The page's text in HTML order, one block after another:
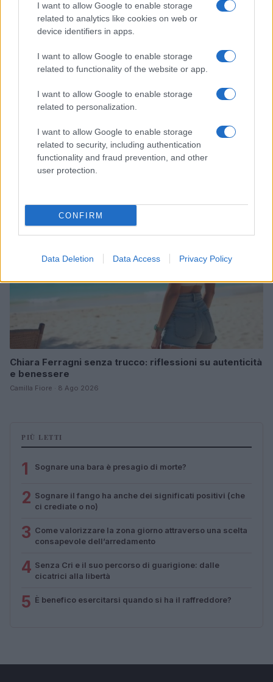
I want to allow Google to enable storage
related to analytics like cookies on web or
device identifiers in apps.
I want to allow Google to enable storage
related to functionality of the website or app.
I want to allow Google to enable storage
related to personalization.
I want to allow Google to enable storage
related to security, including authentication
functionality and fraud prevention, and other
user protection.
CONFIRM
Data Deletion Data Access Privacy Policy
Ricette di mare estive: primi piatti veloci e ricchi di
sapore
Camilla Fiore · 8 Ago 2026
Chiara Ferragni senza trucco: riflessioni su autenticità
e benessere
Camilla Fiore · 8 Ago 2026
PIÙ LETTI
1 Sognare una bara è presagio di morte?
2 Sognare il fango ha anche dei significati positivi (che
ci crediate o no)
3 Come valorizzare la zona giorno attraverso una scelta
consapevole dell’arredamento
4 Senza Cri e il suo percorso di guarigione: dalle
cicatrici alla libertà
5 È benefico esercitarsi quando si ha il raffreddore?